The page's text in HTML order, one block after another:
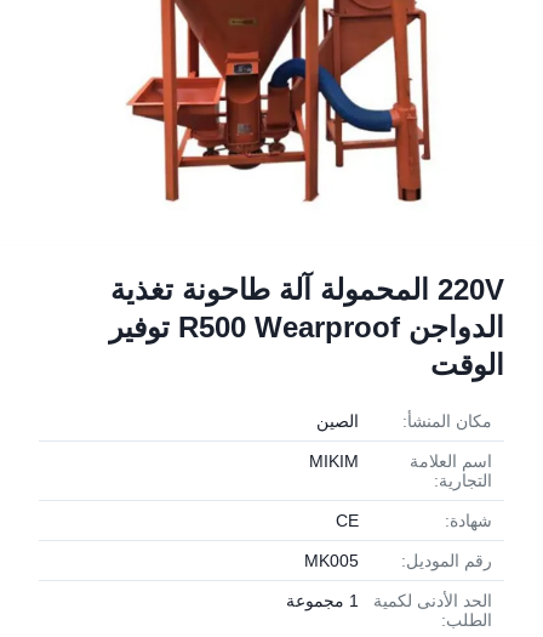
220V المحمولة آلة طاحونة تغذية
الدواجن R500 Wearproof توفير
الوقت
مكان المنشأ: الصين
اسم العلامة
التجارية:
MIKIM
شهادة: CE
رقم الموديل: MK005
الحد الأدنى لكمية
الطلب:
1 مجموعة